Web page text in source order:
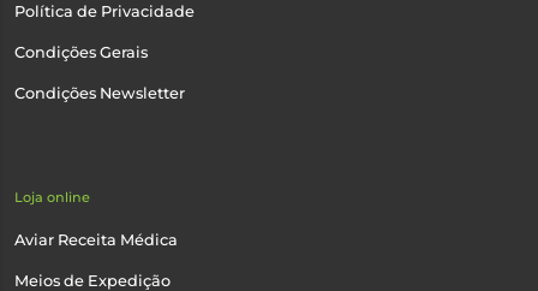
Política de Privacidade
Condições Gerais
Condições Newsletter
Loja online
Aviar Receita Médica
Meios de Expedição